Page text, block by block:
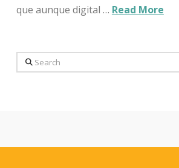
que aunque digital … Read More
Search